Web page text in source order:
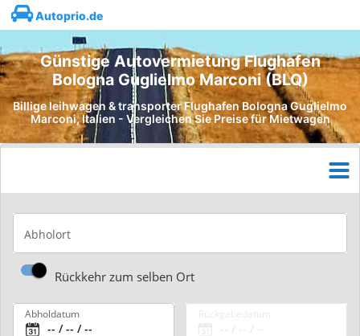
Autoprio.de
Günstige Autovermietung Flughafen
Bologna Guglielmo Marconi (BLQ)
Billige leihwagen & transporter Flughafen Bologna Guglielmo
Marconi, Italien - Vergleichen Sie Preise für Mietwagen
Abholort
Rückkehr zum selben Ort
Abholdatum